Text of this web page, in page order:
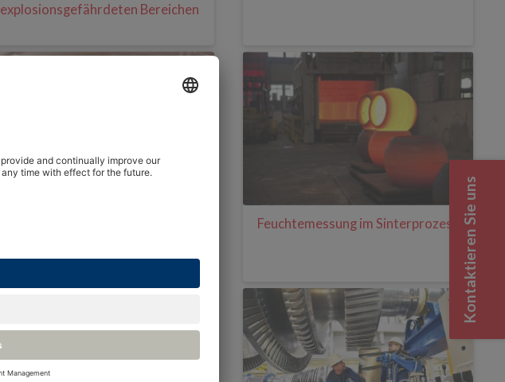
explosionsgefährdeten Bereichen
Feuchtemessung im Sinterprozess Kontaktieren Sie uns